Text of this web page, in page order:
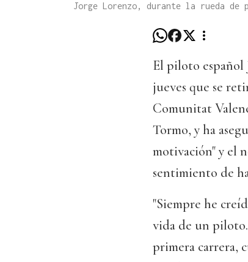
Jorge Lorenzo, durante la rueda de
El piloto español
jueves que se
Comunitat
Tormo, y ha
motivación" y el
sentimiento de
"Siempre he
vida de un
primera carrera,